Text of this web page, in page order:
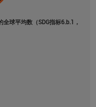
球平均数（SDG指标6.b.1，